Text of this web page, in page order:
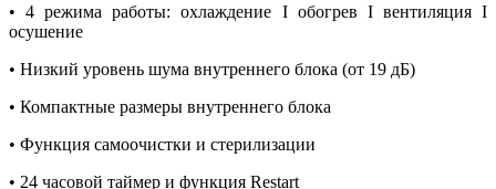
• 4 режима работы: охлаждение I обогрев I вентиляция I
осушение
• Низкий уровень шума внутреннего блока (от 19 дБ)
• Компактные размеры внутреннего блока
• Функция самоочистки и стерилизации
• 24 часовой таймер и функция Restart